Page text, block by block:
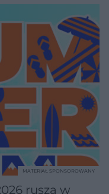
rusza w
MATERIAŁ SPONSOROWANY